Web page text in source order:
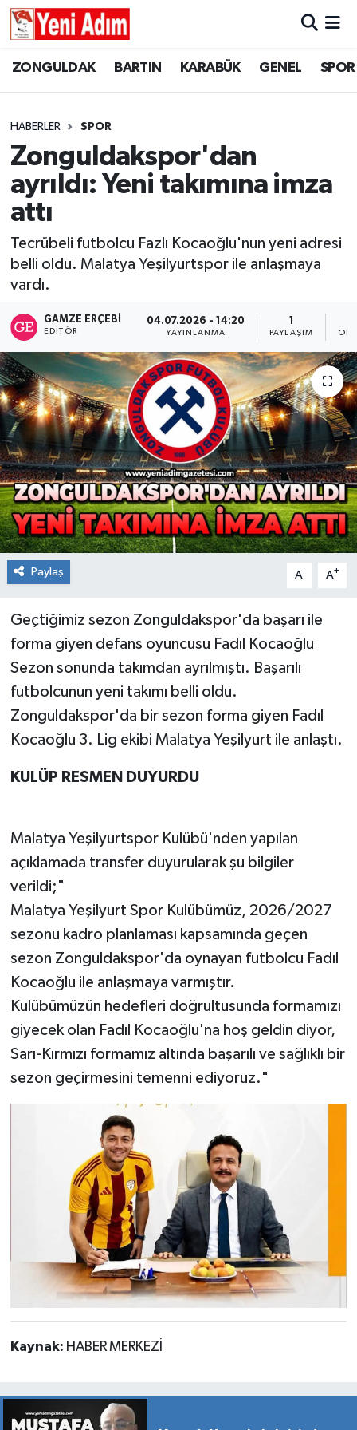
ZONGULDAK BARTIN KARABÜK GENEL SPOR
HABERLER SPOR
Zonguldakspor'dan
ayrıldı: Yeni takımına imza
attı
Tecrübeli futbolcu Fazlı Kocaoğlu'nun yeni adresi
belli oldu. Malatya Yeşilyurtspor ile anlaşmaya
vardı.
GAMZE ERÇEBI
EDITÖR
04.07.2026 - 14:20
YAYINLANMA PAYLAŞIM
Paylaş A- A+
Geçtiğimiz sezon Zonguldakspor'da başarı ile
forma giyen defans oyuncusu Fadıl Kocaoğlu
Sezon sonunda takımdan ayrılmıştı. Başarılı
futbolcunun yeni takımı belli oldu.
Zonguldakspor'da bir sezon forma giyen Fadıl
Kocaoğlu 3. Lig ekibi Malatya Yeşilyurt ile anlaştı.
KULÜP RESMEN DUYURDU
Malatya Yeşilyurtspor Kulübü'nden yapılan
açıklamada transfer duyurularak şu bilgiler
verildi;"
Malatya Yeşilyurt Spor Kulübümüz, 2026/2027
sezonu kadro planlaması kapsamında geçen
sezon Zonguldakspor'da oynayan futbolcu Fadıl
Kocaoğlu ile anlaşmaya varmıştır.
Kulübümüzün hedefleri doğrultusunda formamızı
giyecek olan Fadıl Kocaoğlu'na hoş geldin diyor,
Sarı-Kırmızı formamız altında başarılı ve sağlıklı bir
sezon geçirmesini temenni ediyoruz."
Kaynak: HABER MERKEZİ
ZONGULDAK
GÜNCEL
SİYASET
RESMİ İLAN
ZONGULDAK
GENEL
SPOR
SİYASET
RESMİ İLAN
Künye
Zonguldak Hava Durumu
Tüm Manşetler
Son Dakika Haberleri
Haber Arşivi